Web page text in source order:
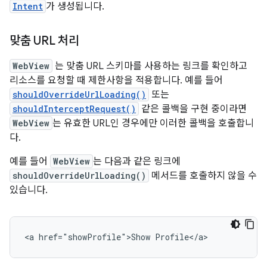
Intent 가 생성됩니다.
맞춤 URL 처리
WebView 는 맞춤 URL 스키마를 사용하는 링크를 확인하고
리소스를 요청할 때 제한사항을 적용합니다. 예를 들어
shouldOverrideUrlLoading() 또는
shouldInterceptRequest() 같은 콜백을 구현 중이라면
WebView 는 유효한 URL인 경우에만 이러한 콜백을 호출합니
다.
예를 들어
WebView 는 다음과 같은 링크에
shouldOverrideUrlLoading()
메서드를 호출하지 않을 수
있습니다.